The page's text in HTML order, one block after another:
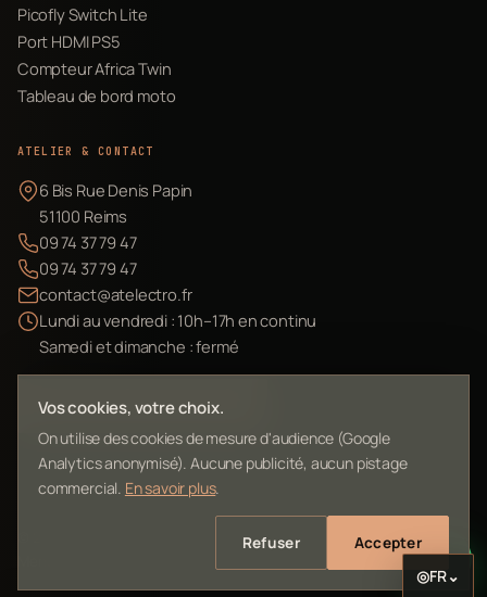
Picofly Switch Lite
Port HDMI PS5
Compteur Africa Twin
Tableau de bord moto
ATELIER & CONTACT
6 Bis Rue Denis Papin
51100 Reims
09 74 37 79 47
09 74 37 79 47
contact@atelectro.fr
Lundi au vendredi : 10h–17h en continu
Samedi et dimanche : fermé
Envoyer mon matériel
L'Atelier Electro Reims — SIRET 10261022700013
Vos cookies, votre choix.
On utilise des cookies de mesure d'audience (Google
Analytics anonymisé). Aucune publicité, aucun pistage
commercial. En savoir plus.
Refuser Accepter
◎FR⌄